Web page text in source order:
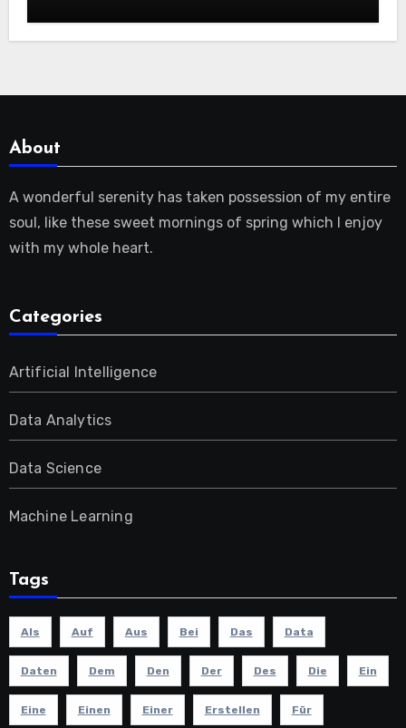
About
A wonderful serenity has taken possession of my entire
soul, like these sweet mornings of spring which I enjoy
with my whole heart.
Categories
Artificial Intelligence
Data Analytics
Data Science
Machine Learning
Tags
Als Auf Aus Bei Das Data
Daten Dem Den Der Des Die Ein
Eine Einen Einer Erstellen Für